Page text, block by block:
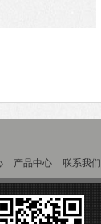
产品中心 联系我们